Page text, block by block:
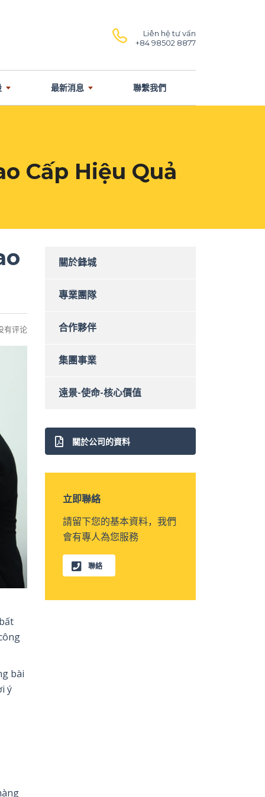
Liên hệ tư vấn
+84 98502 8877
最新消息 聯繫我們
Cấp Hiệu Quả
有评论
bài
ý
關於鋒城
專業團隊
合作夥伴
集團事業
遠景-使命-核心價值
關於公司的資料
立即聯絡
請留下您的基本資料，我們
會有專人為您服務
聯絡